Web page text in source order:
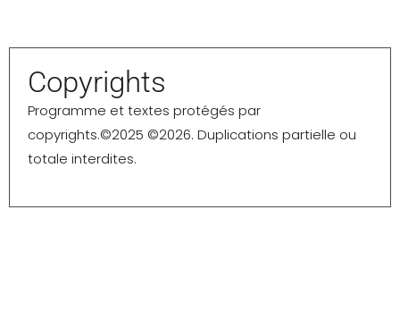
Copyrights
Programme et textes protégés par
copyrights.©️2025 ©️2026. Duplications partielle ou
totale interdites.